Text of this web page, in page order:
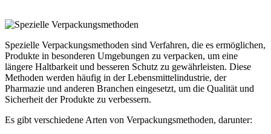
Spezielle Verpackungsmethoden sind Verfahren, die es ermöglichen,
Produkte in besonderen Umgebungen zu verpacken, um eine
längere Haltbarkeit und besseren Schutz zu gewährleisten. Diese
Methoden werden häufig in der Lebensmittelindustrie, der
Pharmazie und anderen Branchen eingesetzt, um die Qualität und
Sicherheit der Produkte zu verbessern.
Es gibt verschiedene Arten von Verpackungsmethoden, darunter: